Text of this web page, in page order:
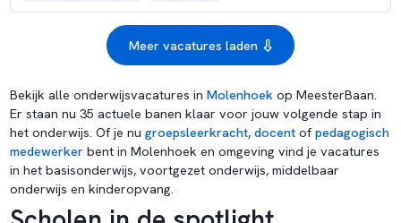
Meer vacatures laden
Bekijk alle onderwijsvacatures in Molenhoekop MeesterBaan.
Er staan nu 35 actuele banen klaar voor jouw volgende stap in
het onderwijs. Of je nu groepsleerkracht, docentof pedagogisch
medewerkerbent in Molenhoek en omgeving vind je vacatures
in het basisonderwijs, voortgezet onderwijs, middelbaar
onderwijs en kinderopvang.